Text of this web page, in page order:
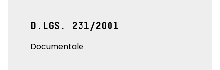
D.LGS. 231/2001
Documentale